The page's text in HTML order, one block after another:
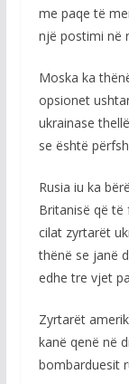
me paqe të
një postimi në
Moska ka
opsionet
ukrainase
se është
Rusia iu ka
Britanisë që të
cilat zyrtarët
thënë se janë
edhe tre vjet
Zyrtarët
kanë qenë në
bombarduesit